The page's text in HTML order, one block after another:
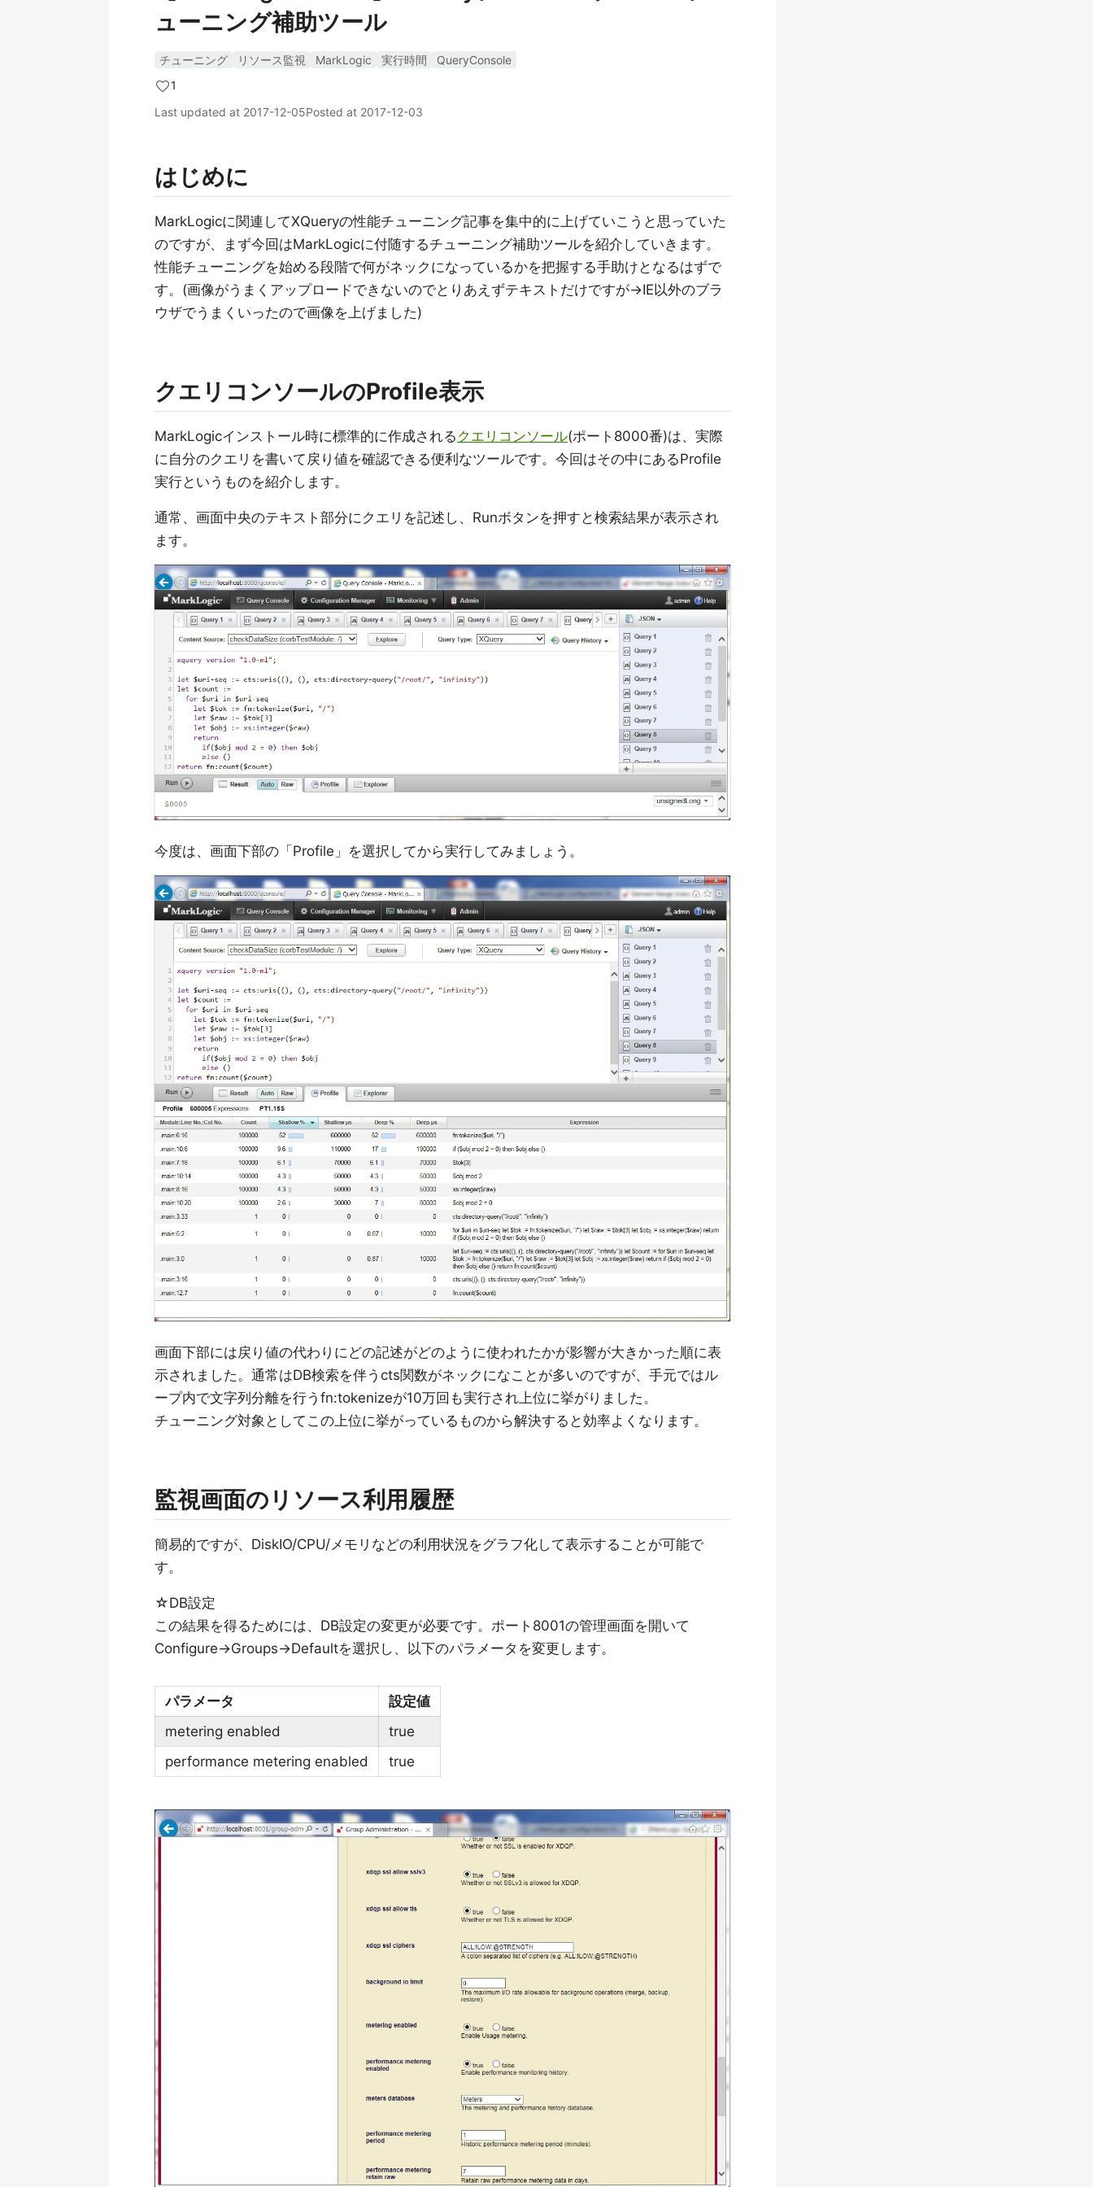
ューニング補助ツール
チューニング リソース監視 MarkLogic 実行時間
QueryConsole
1
Last updated at 2017-12-05Posted at 2017-12-03
はじめに
MarkLogicに関連してXQueryの性能チューニング記事を集中的に上げていこうと思っていた
のですが、まず今回はMarkLogicに付随するチューニング補助ツールを紹介していきます。
性能チューニングを始める段階で何がネックになっているかを把握する手助けとなるはずで
す。(画像がうまくアップロードできないのでとりあえずテキストだけですが→IE以外のブラ
ウザでうまくいったので画像を上げました)
クエリコンソールのProfile表示
MarkLogicインストール時に標準的に作成される クエリコンソール(ポート8000番)は、実際
に自分のクエリを書いて戻り値を確認できる便利なツールです。今回はその中にあるProfile
実行というものを紹介します。
通常、画面中央のテキスト部分にクエリを記述し、Runボタンを押すと検索結果が表示され
ます。
今度は、画面下部の「Profile」を選択してから実行してみましょう。
画面下部には戻り値の代わりにどの記述がどのように使われたかが影響が大きかった順に表
示されました。通常はDB検索を伴うcts関数がネックになことが多いのですが、手元ではル
ープ内で文字列分離を行うfn:tokenizeが10万回も実行され上位に挙がりました。
チューニング対象としてこの上位に挙がっているものから解決すると効率よくなります。
監視画面のリソース利用履歴
簡易的ですが、DiskIO/CPU/メモリなどの利用状況をグラフ化して表示することが可能で
す。
☆DB設定
この結果を得るためには、DB設定の変更が必要です。ポート8001の管理画面を開いて
Configure→Groups→Defaultを選択し、以下のパラメータを変更します。
パラメータ
設定値
metering enabled
true
performance metering enabled
true